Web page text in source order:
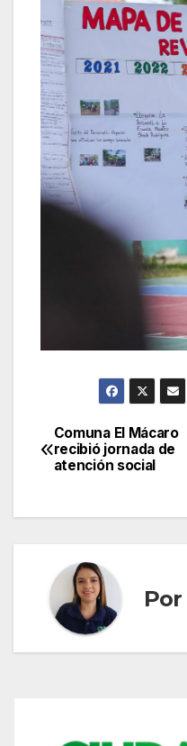
Navegación
de
entradas
Comuna El Mácaro
recibió jornada de
atención social
Por